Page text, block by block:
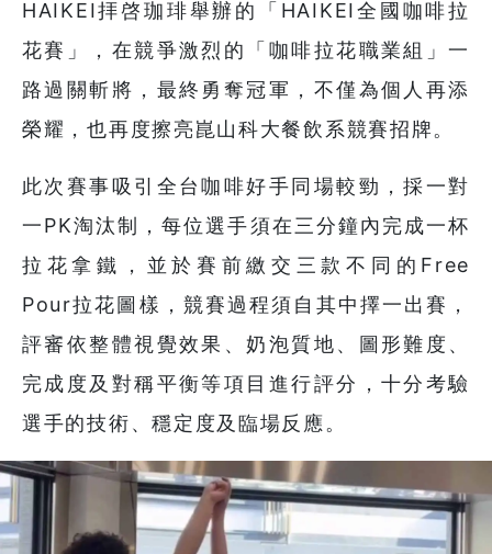
HAIKEI拝啓珈琲舉辦的「HAIKEI全國咖啡拉
花賽」，在競爭激烈的「咖啡拉花職業組」一
路過關斬將，最終勇奪冠軍，不僅為個人再添
榮耀，也再度擦亮崑山科大餐飲系競賽招牌。
此次賽事吸引全台咖啡好手同場較勁，採一對
一PK淘汰制，每位選手須在三分鐘內完成一杯
拉花拿鐵，並於賽前繳交三款不同的Free
Pour拉花圖樣，競賽過程須自其中擇一出賽，
評審依整體視覺效果、奶泡質地、圖形難度、
完成度及對稱平衡等項目進行評分，十分考驗
選手的技術、穩定度及臨場反應。